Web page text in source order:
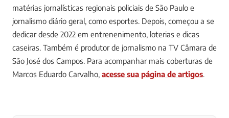
matérias jornalísticas regionais policiais de São Paulo e
jornalismo diário geral, como esportes. Depois, começou a se
dedicar desde 2022 em entrenenimento, loterias e dicas
caseiras. Também é produtor de jornalismo na TV Câmara de
São José dos Campos. Para acompanhar mais coberturas de
Marcos Eduardo Carvalho, acesse sua página de artigos.